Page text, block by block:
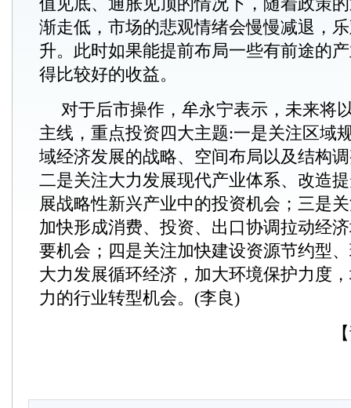
渐走低，市场的悲观情绪会慢慢减退，
升。此时如果能提前布局一些有前途的
得比较好的收益。
对于后市操作，牟永宁表示，未来将
主线，重点投资四大主题:一是关注区域
域经济发展的战略、空间布局以及结构
二是关注大力发展现代产业体系、改造
展战略性新兴产业中的投资机会；三是
加快形成消费、投资、出口协调拉动经
要机会；四是关注加快建设资源节约型
大力发展循环经济，加大环境保护力度
力的行业转型机会。(李良)